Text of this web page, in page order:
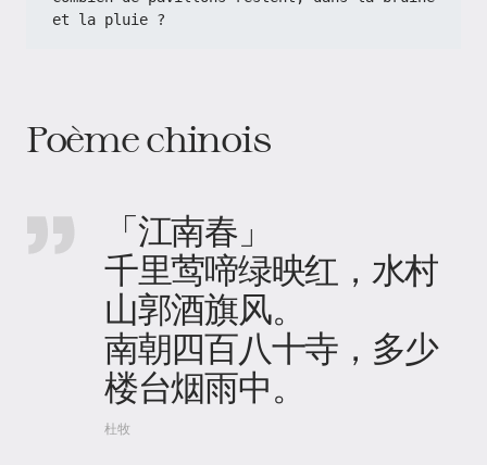
et la pluie ?
Poème chinois
「江南春」
千里莺啼绿映红，水村
山郭酒旗风。
南朝四百八十寺，多少
楼台烟雨中。
杜牧